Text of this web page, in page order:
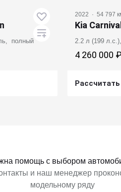
полный
2022 · 54 797
Kia
2.2 л (199
4 260 000
помощь с выбором
и наш менеджер
модельному ряду